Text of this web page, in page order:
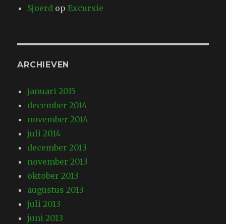
Sjoerd opExcursie
ARCHIEVEN
januari 2015
december 2014
november 2014
juli 2014
december 2013
november 2013
oktober 2013
augustus 2013
juli 2013
juni 2013